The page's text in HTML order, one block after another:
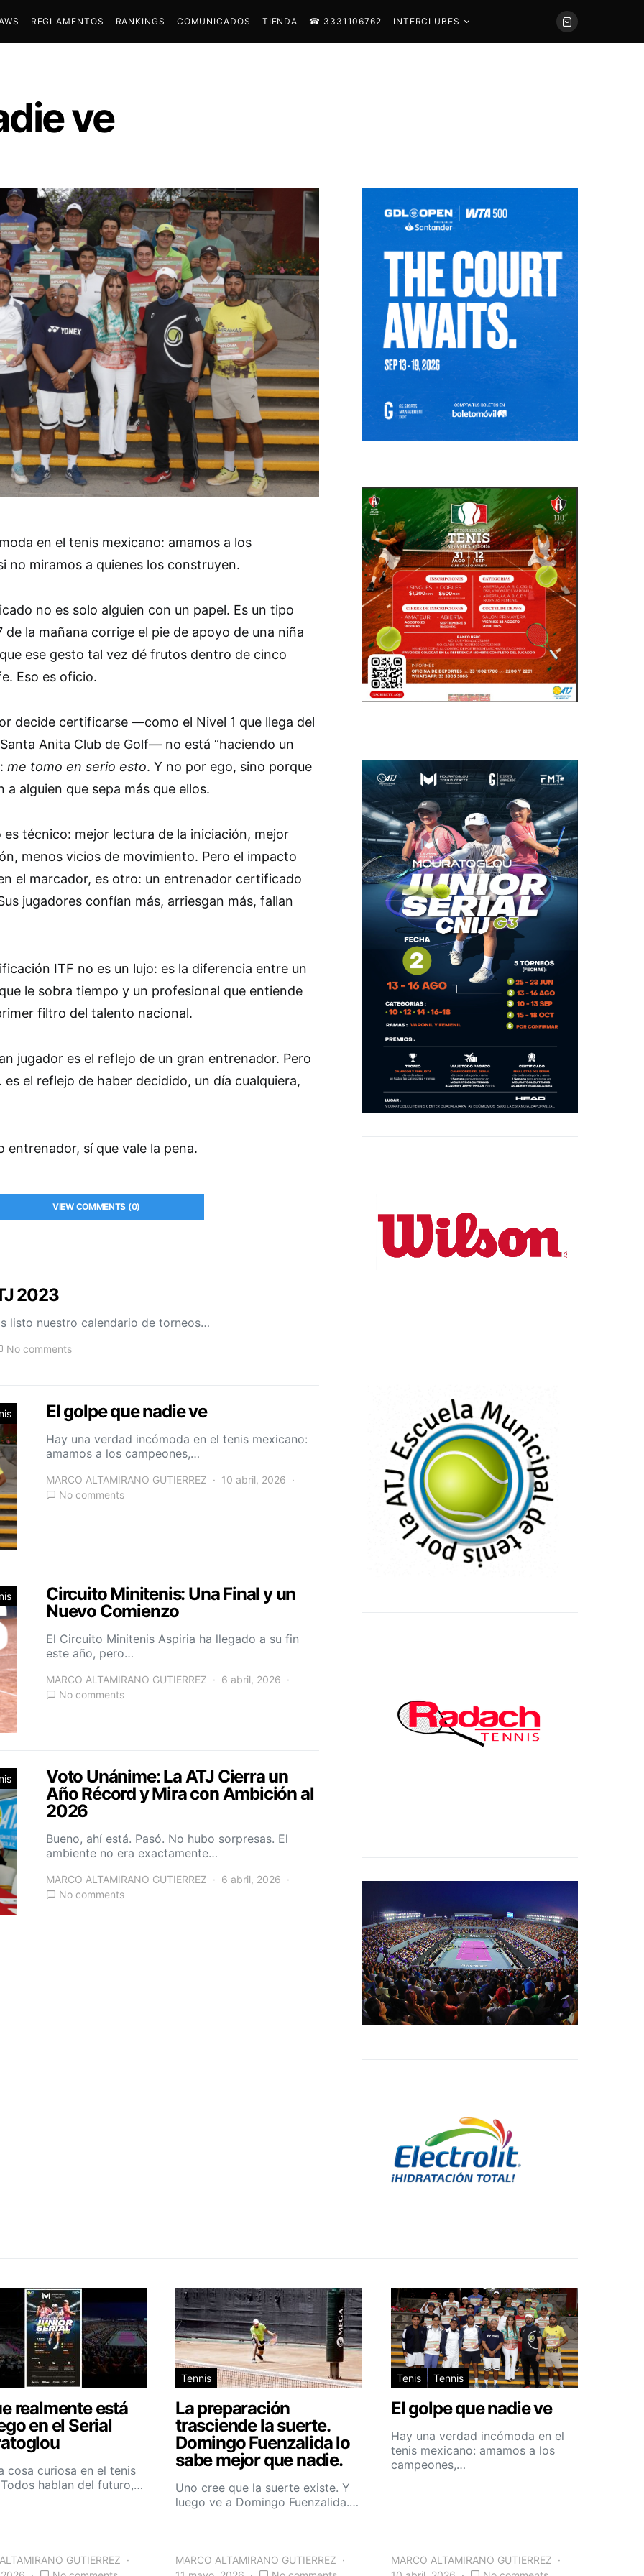
REGLAMENTOS RANKINGS COMUNICADOS TIENDA ☎︎ 3331106762 INTERCLUBES
ve
en el tenis mexicano: amamos a los
no miramos a quienes los construyen.
no es solo alguien con un papel. Es un tipo
de la mañana corrige el pie de apoyo de una niña
ese gesto tal vez dé frutos dentro de cinco
Eso es oficio.
decide certificarse —como el Nivel 1 que llega del
Anita Club de Golf— no está “haciendo un
me tomo en serio esto. Y no por ego, sino porque
a alguien que sepa más que ellos.
técnico: mejor lectura de la iniciación, mejor
menos vicios de movimiento. Pero el impacto
el marcador, es otro: un entrenador certificado
jugadores confían más, arriesgan más, fallan
ITF no es un lujo: es la diferencia entre un
le sobra tiempo y un profesional que entiende
filtro del talento nacional.
jugador es el reflejo de un gran entrenador. Pero
el reflejo de haber decidido, un día cualquiera,
entrenador, sí que vale la pena.
VIEW COMMENTS (0)
2023
listo nuestro calendario de torneos…
No comments
El golpe que nadie ve
Hay una verdad incómoda en el tenis mexicano:
amamos a los campeones,…
MARCO ALTAMIRANO GUTIERREZ
10 abril, 2026
No comments
Circuito Minitenis: Una Final y un
Nuevo Comienzo
El Circuito Minitenis Aspiria ha llegado a su fin
este año, pero…
MARCO ALTAMIRANO GUTIERREZ
6 abril, 2026
No comments
Voto Unánime: La ATJ Cierra un
Año Récord y Mira con Ambición al
2026
Bueno, ahí está. Pasó. No hubo sorpresas. El
ambiente no era exactamente…
MARCO ALTAMIRANO GUTIERREZ
6 abril, 2026
No comments
realmente está
en el Serial
cosa curiosa en el tenis
hablan del futuro,…
GUTIERREZ
Tennis
La preparación
trasciende la suerte.
Domingo Fuenzalida lo
sabe mejor que nadie.
Uno cree que la suerte existe. Y
luego ve a Domingo Fuenzalida.…
MARCO ALTAMIRANO GUTIERREZ
Tenis Tennis
El golpe que nadie ve
Hay una verdad incómoda en el
tenis mexicano: amamos a los
campeones,…
MARCO ALTAMIRANO GUTIERREZ